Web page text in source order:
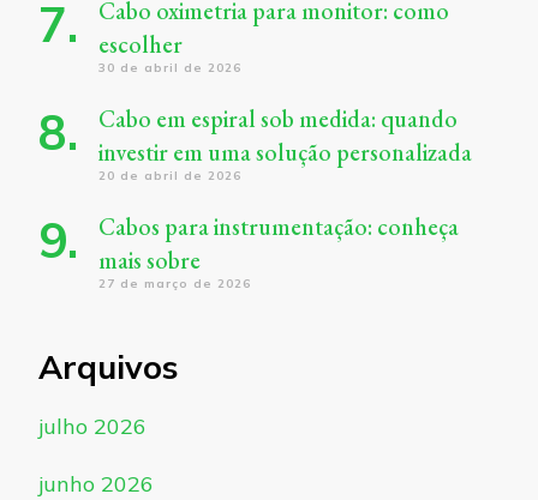
Cabo oximetria para monitor: como
escolher
30 de abril de 2026
Cabo em espiral sob medida: quando
investir em uma solução personalizada
20 de abril de 2026
Cabos para instrumentação: conheça
mais sobre
27 de março de 2026
Arquivos
julho 2026
junho 2026